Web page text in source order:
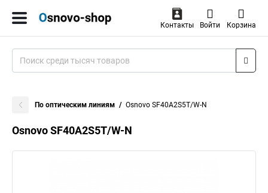
Контакты Войти Корзина
По оптическим линиям Osnovo SF40A2S5T/W-N
Osnovo SF40A2S5T/W-N